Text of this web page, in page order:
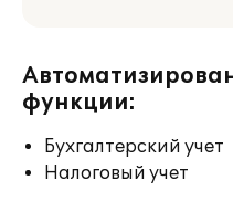
функции:
Бухгалтерский учет
Налоговый учет